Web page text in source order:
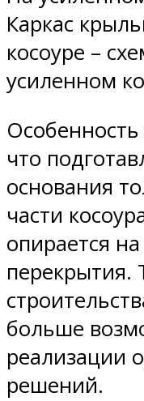
Каркас
косоуре –
усиленном
Особенность
что
основания
части
опирается
перекрытия.
больше
реализации
решений.